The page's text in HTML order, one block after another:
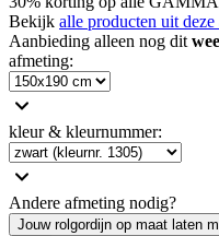
Bekijk alle producten uit deze
Aanbieding alleen nog dit
afmeting:
kleur & kleurnummer:
Andere afmeting nodig?
Jouw rolgordijn op maat laten